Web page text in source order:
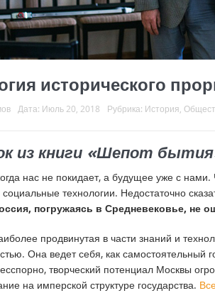
исторического
Дата: Июль 20, 2018 Рубрика: История
из книги «Шепот
нас не покидает, а будущее уже с нами.
технологии. Недостаточно
погружаясь в Средневековье, не
продвинутая в части знаний и
Она ведет себя, как самостоятельный
творческий потенциал Москвы
на имперской структуре государства.